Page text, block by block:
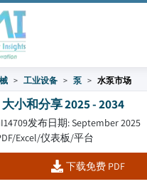
工业设备 泵 水泵市场
小和分享 2025 - 2034
发布日期: September 2025
Excel/仪表板/平台
下载免费 PDF